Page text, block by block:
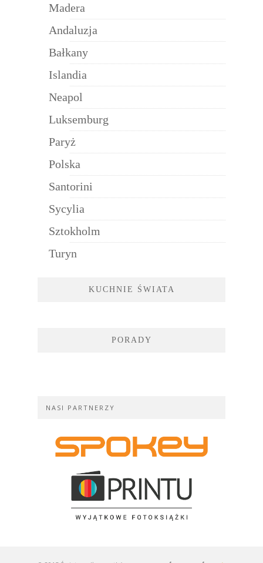
Madera
Andaluzja
Bałkany
Islandia
Neapol
Luksemburg
Paryż
Polska
Santorini
Sycylia
Sztokholm
Turyn
KUCHNIE ŚWIATA
PORADY
NASI PARTNERZY